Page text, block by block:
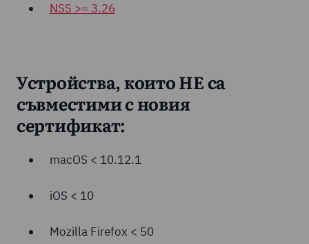
NSS >= 3.26
Устройства, които НЕ са
съвместими с новия
сертификат:
macOS < 10.12.1
iOS < 10
Mozilla Firefox < 50